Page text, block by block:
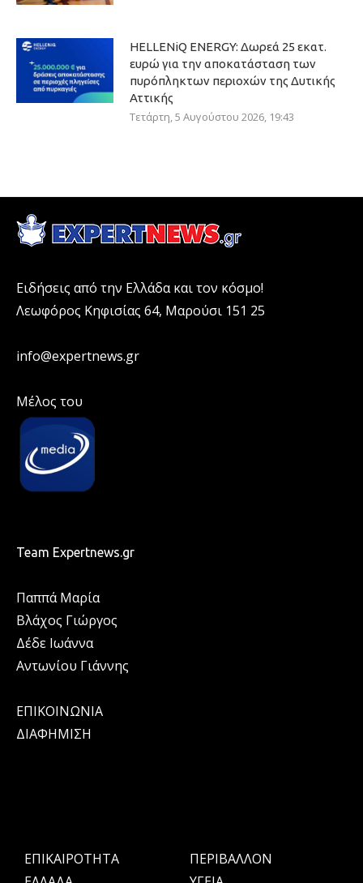
HELLENiQ ENERGY: Δωρεά 25 εκατ.
ευρώ για την αποκατάσταση των
πυρόπληκτων περιοχών της Δυτικής
Αττικής
Τετάρτη, 5 Αυγούστου 2026, 19:43
Ειδήσεις από την Ελλάδα και τον κόσμο!
Λεωφόρος Κηφισίας 64, Μαρούσι 151 25
info@expertnews.gr
Μέλος του
Team Expertnews.gr
Παππά Μαρία
Βλάχος Γιώργος
Δέδε Ιωάννα
Αντωνίου Γιάννης
ΕΠΙΚΟΙΝΩΝΙΑ
ΔΙΑΦΗΜΙΣΗ
ΕΠΙΚΑΙΡΟΤΗΤΑ
ΠΕΡΙΒΑΛΛΟΝ